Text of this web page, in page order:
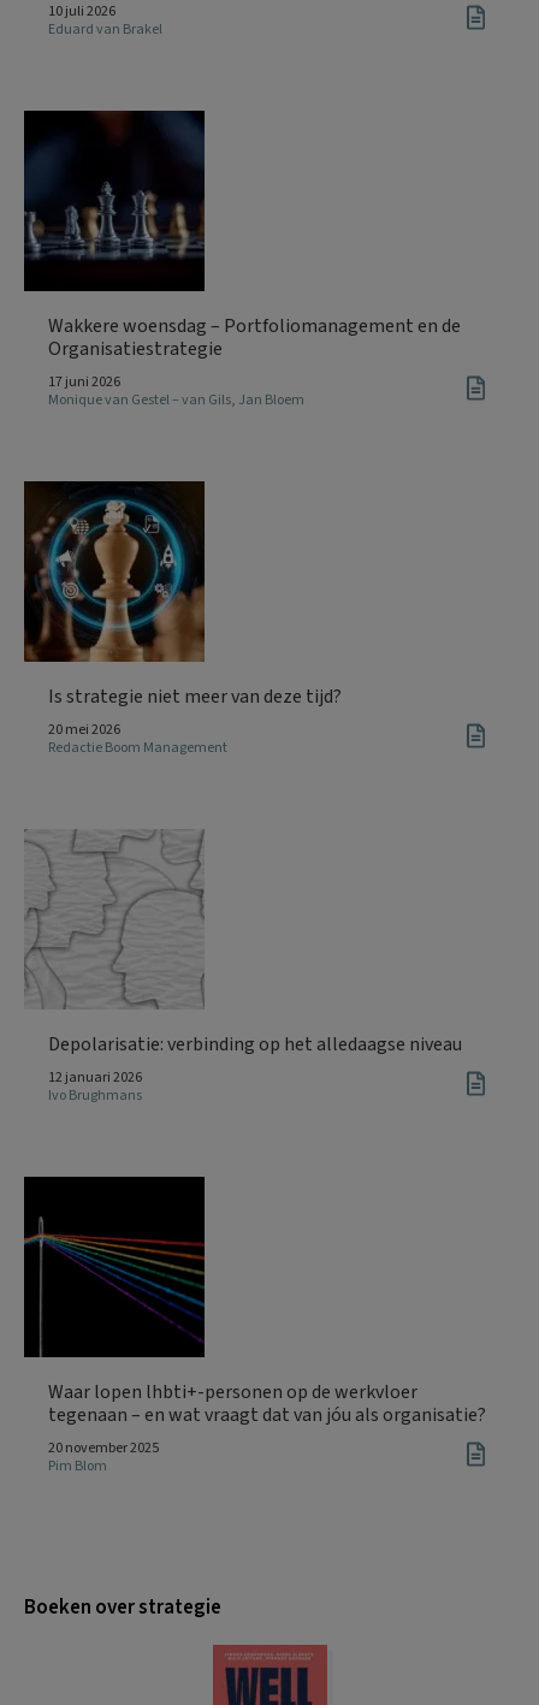
10 juli 2026
Eduard van Brakel
Wakkere woensdag – Portfoliomanagement en de
Organisatiestrategie
17 juni 2026
Monique van Gestel – van Gils, Jan Bloem
Is strategie niet meer van deze tijd?
20 mei 2026
Redactie Boom Management
Depolarisatie: verbinding op het alledaagse niveau
12 januari 2026
Ivo Brughmans
Waar lopen lhbti+-personen op de werkvloer
tegenaan – en wat vraagt dat van jóu als organisatie?
20 november 2025
Pim Blom
Boeken over strategie